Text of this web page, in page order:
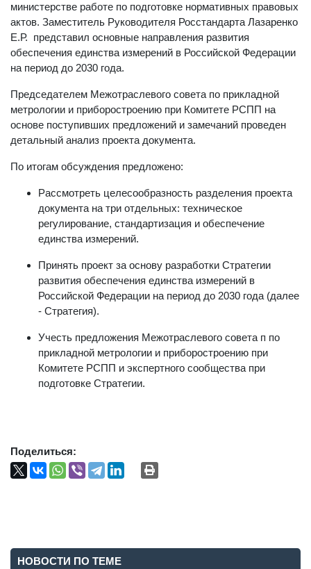
министерстве работе по подготовке нормативных правовых
актов. Заместитель Руководителя Росстандарта Лазаренко
Е.Р. представил основные направления развития
обеспечения единства измерений в Российской Федерации
на период до 2030 года.
Председателем Межотраслевого совета по прикладной
метрологии и приборостроению при Комитете РСПП на
основе поступивших предложений и замечаний проведен
детальный анализ проекта документа.
По итогам обсуждения предложено:
Рассмотреть целесообразность разделения проекта
документа на три отдельных: техническое
регулирование, стандартизация и обеспечение
единства измерений.
Принять проект за основу разработки Стратегии
развития обеспечения единства измерений в
Российской Федерации на период до 2030 года (далее
- Стратегия).
Учесть предложения Межотраслевого совета п по
прикладной метрологии и приборостроению при
Комитете РСПП и экспертного сообщества при
подготовке Стратегии.
Поделиться:
НОВОСТИ ПО ТЕМЕ